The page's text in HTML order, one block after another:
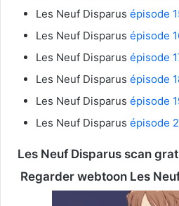
Les Neuf Disparus épisode
Les Neuf Disparus épisode
Les Neuf Disparus épisode
Les Neuf Disparus épisode
Les Neuf Disparus épisode
Les Neuf Disparus épisode
Les Neuf Disparus scan
Regarder webtoon Les